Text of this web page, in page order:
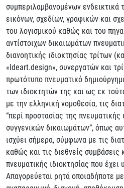
συμπεριλαμβανομένων ενδεικτικά
εικόνων, σχεδίων, γραφικών και
του λογισμικού καθώς και του
αντίστοιχων δικαιωμάτων
διανοητικής ιδιοκτησίας τρίτων
«Ideart.design», συνεργατών και
πρωτότυπο πνευματικό
των ιδιοκτητών της και ως εκ
με την ελληνική νομοθεσία, τις
“περί προστασίας της πνευματικής
συγγενικών δικαιωμάτων”, όπως
ισχύει σήμερα, σύμφωνα με τις
καθώς και τις διεθνείς συμβάσεις
πνευματικής ιδιοκτησίας που
Απαγορεύεται ρητά οποιαδήποτε